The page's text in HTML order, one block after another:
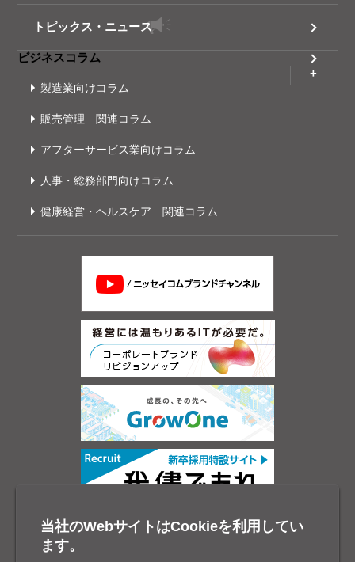
トピックス・ニュース
ビジネスコラム
製造業向けコラム
販売管理 関連コラム
アフターサービス業向けコラム
人事・総務部門向けコラム
健康経営・ヘルスケア 関連コラム
当社のWebサイトはCookieを利用してい
ます。